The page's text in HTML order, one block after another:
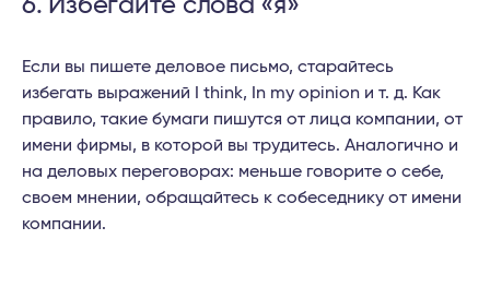
6. Избегайте слова «я»
Если вы пишете деловое письмо, старайтесь
избегать выражений I think, In my opinion и т. д. Как
правило, такие бумаги пишутся от лица компании, от
имени фирмы, в которой вы трудитесь. Аналогично и
на деловых переговорах: меньше говорите о себе,
своем мнении, обращайтесь к собеседнику от имени
компании.